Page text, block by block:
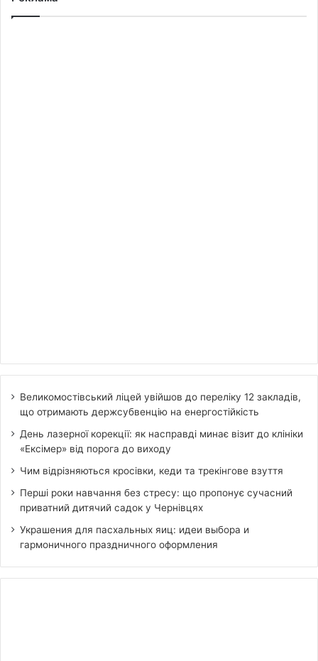
Великомостівський ліцей увійшов до переліку 12 закладів,
що отримають держсубвенцію на енергостійкість
День лазерної корекції: як насправді минає візит до клініки
«Ексімер» від порога до виходу
Чим відрізняються кросівки, кеди та трекінгове взуття
Перші роки навчання без стресу: що пропонує сучасний
приватний дитячий садок у Чернівцях
Украшения для пасхальных яиц: идеи выбора и
гармоничного праздничного оформления